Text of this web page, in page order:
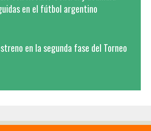
en el fútbol argentino
en la segunda fase del Torneo